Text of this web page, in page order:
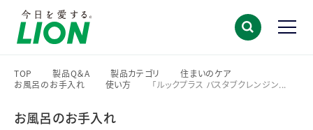
TOP
>
製品Q＆A
製品カテゴリ
>
住まいのケア
>
お風呂のお手入れ
使い方
「ルックプラス バスタブクレンジン...
お風呂のお手入れ